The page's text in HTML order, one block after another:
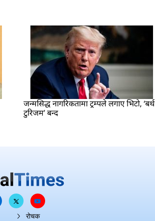
जन्मसिद्ध नागरिकतामा ट्रम्पले लगाए भिटो, ‘बर्थ
टुरिजम’ बन्द
रोचक